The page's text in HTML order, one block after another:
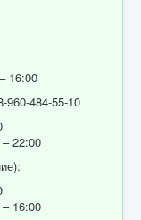
16:00
484-55-10
22:00
16:00